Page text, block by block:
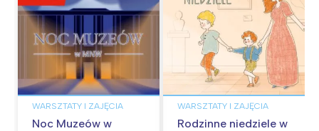
WARSZTATY I ZAJĘCIA
Noc Muzeów w
WARSZTATY I ZAJĘCIA
Rodzinne niedziele w